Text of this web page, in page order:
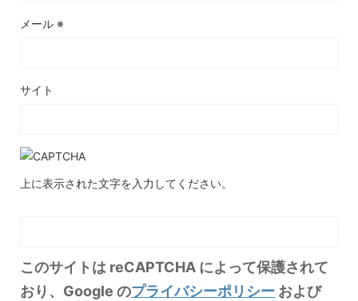
メール ※
サイト
上に表示された文字を入力してください。
このサイトは reCAPTCHA によって保護されて
おり、Google のプライバシーポリシー および